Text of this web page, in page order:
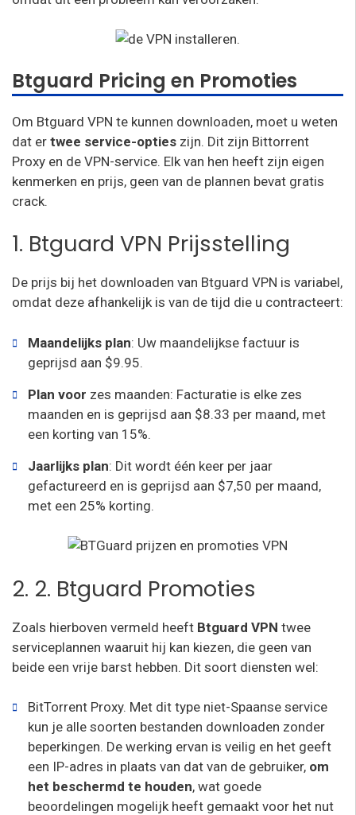
Btguard Pricing en Promoties
Om Btguard VPN te kunnen downloaden, moet u weten
dat er twee service-opties zijn. Dit zijn Bittorrent
Proxy en de VPN-service. Elk van hen heeft zijn eigen
kenmerken en prijs, geen van de plannen bevat gratis
crack.
1. Btguard VPN Prijsstelling
De prijs bij het downloaden van Btguard VPN is variabel,
omdat deze afhankelijk is van de tijd die u contracteert:
Maandelijks plan: Uw maandelijkse factuur is
geprijsd aan $9.95.
Plan voor zes maanden: Facturatie is elke zes
maanden en is geprijsd aan $8.33 per maand, met
een korting van 15%.
Jaarlijks plan: Dit wordt één keer per jaar
gefactureerd en is geprijsd aan $7,50 per maand,
met een 25% korting.
2. 2. Btguard Promoties
Zoals hierboven vermeld heeft Btguard VPN twee
serviceplannen waaruit hij kan kiezen, die geen van
beide een vrije barst hebben. Dit soort diensten wel:
BitTorrent Proxy. Met dit type niet-Spaanse service
kun je alle soorten bestanden downloaden zonder
beperkingen. De werking ervan is veilig en het geeft
een IP-adres in plaats van dat van de gebruiker, om
het beschermd te houden, wat goede
beoordelingen mogelijk heeft gemaakt voor het nut